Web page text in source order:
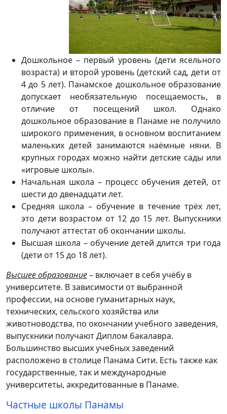
Дошкольное – первый уровень (дети ясельного
возраста) и второй уровень (детский сад, дети от
4 до 5 лет). Панамское дошкольное образование
допускает необязательную посещаемость, в
отличие от посещений школ. Однако
дошкольное образование в Панаме не получило
широкого применения, в основном воспитанием
маленьких детей занимаются наёмные няни. В
крупных городах можно найти детские сады или
«игровые школы».
Начальная школа – процесс обучения детей, от
шести до двенадцати лет.
Средняя школа – обучение в течение трёх лет,
это дети возрастом от 12 до 15 лет. Выпускники
получают аттестат об окончании школы.
Высшая школа – обучение детей длится три года
(дети от 15 до 18 лет).
Высшее образование– включает в себя учёбу в
университете. В зависимости от выбранной
профессии, на основе гуманитарных наук,
технических, сельского хозяйства или
животноводства, по окончании учебного заведения,
выпускники получают Диплом бакалавра.
Большинство высших учебных заведений
расположено в столице Панама Сити. Есть также как
государственные, так и международные
университеты, аккредитованные в Панаме.
Частные школы Панамы